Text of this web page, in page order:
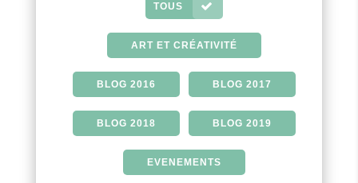
TOUS
ART ET CRÉATIVITÉ
BLOG 2016 BLOG 2017
BLOG 2018 BLOG 2019
EVENEMENTS